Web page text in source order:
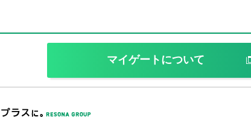
マイゲートについて